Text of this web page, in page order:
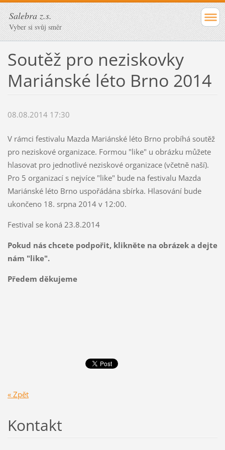
Salebra z.s.
Vyber si svůj směr
Soutěž pro neziskovky
Mariánské léto Brno 2014
08.08.2014 17:30
V rámci festivalu Mazda Mariánské léto Brno probíhá soutěž
pro neziskové organizace. Formou "like" u obrázku můžete
hlasovat pro jednotlivé neziskové organizace (včetně naší).
Pro 5 organizací s nejvíce "like" bude na festivalu Mazda
Mariánské léto Brno uspořádána sbírka. Hlasování bude
ukončeno 18. srpna 2014 v 12:00.
Festival se koná 23.8.2014
Pokud nás chcete podpořit, klikněte na obrázek a dejte
nám "like".
Předem děkujeme
« Zpět
Kontakt